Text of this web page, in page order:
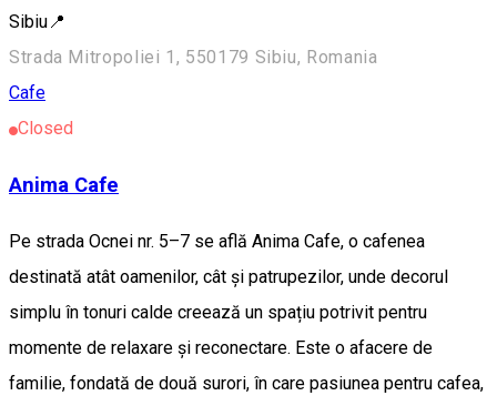
Sibiu📍
Strada Mitropoliei 1, 550179 Sibiu, Romania
Cafe
Closed
Anima Cafe
Pe strada Ocnei nr. 5–7 se află Anima Cafe, o cafenea
destinată atât oamenilor, cât și patrupezilor, unde decorul
simplu în tonuri calde creează un spațiu potrivit pentru
momente de relaxare și reconectare. Este o afacere de
familie, fondată de două surori, în care pasiunea pentru cafea,